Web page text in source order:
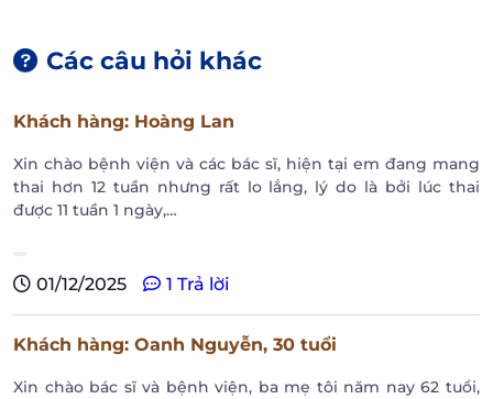
Các câu hỏi khác
Khách hàng: Hoàng Lan
Xin chào bệnh viện và các bác sĩ, hiện tại em đang mang
thai hơn 12 tuần nhưng rất lo lắng, lý do là bởi lúc thai
được 11 tuần 1 ngày,…
01/12/2025 1 Trả lời
Khách hàng: Oanh Nguyễn, 30 tuổi
Xin chào bác sĩ và bệnh viện, ba mẹ tôi năm nay 62 tuổi,